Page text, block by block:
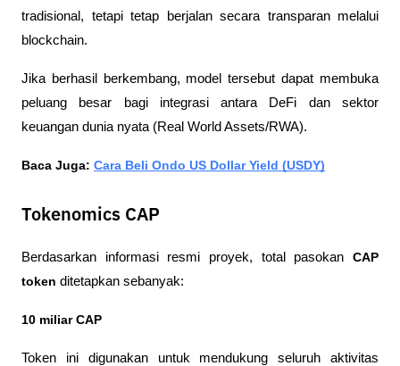
tradisional, tetapi tetap berjalan secara transparan melalui
blockchain.
Jika berhasil berkembang, model tersebut dapat membuka
peluang besar bagi integrasi antara DeFi dan sektor
keuangan dunia nyata (Real World Assets/RWA).
Baca Juga: Cara Beli Ondo US Dollar Yield (USDY)
Tokenomics CAP
Berdasarkan informasi resmi proyek, total pasokan CAP
token ditetapkan sebanyak:
10 miliar CAP
Token ini digunakan untuk mendukung seluruh aktivitas